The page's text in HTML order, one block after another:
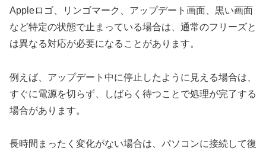
Appleロゴ、リンゴマーク、アップデート画面、黒い画面
など特定の状態で止まっている場合は、通常のフリーズと
は異なる対応が必要になることがあります。
例えば、アップデート中に停止したように見える場合は、
すぐに電源を切らず、しばらく待つことで処理が完了する
場合があります。
長時間まったく変化がない場合は、パソコンに接続して復